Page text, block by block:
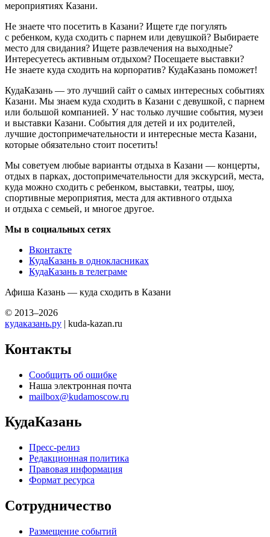
мероприятиях Казани.
Не знаете что посетить в Казани? Ищете где погулять
с ребенком, куда сходить с парнем или девушкой? Выбираете
место для свидания? Ищете развлечения на выходные?
Интересуетесь активным отдыхом? Посещаете выставки?
Не знаете куда сходить на корпоратив? КудаКазань поможет!
КудаКазань — это лучший сайт о самых интересных событиях
Казани. Мы знаем куда сходить в Казани с девушкой, с парнем
или большой компанией. У нас только лучшие события, музеи
и выставки Казани. События для детей и их родителей,
лучшие достопримечательности и интересные места Казани,
которые обязательно стоит посетить!
Мы советуем любые варианты отдыха в Казани — концерты,
отдых в парках, достопримечательности для экскурсий, места,
куда можно сходить с ребенком, выставки, театры, шоу,
спортивные мероприятия, места для активного отдыха
и отдыха с семьей, и многое другое.
Мы в социальных сетях
Вконтакте
КудаКазань в однокласниках
КудаКазань в телеграме
Афиша Казань — куда сходить в Казани
© 2013–2026
кудаказань.ру | kuda-kazan.ru
Контакты
Сообщить об ошибке
Наша электронная почта
mailbox@kudamoscow.ru
КудаКазань
Пресс-релиз
Редакционная политика
Правовая информация
Формат ресурса
Сотрудничество
Размещение событий